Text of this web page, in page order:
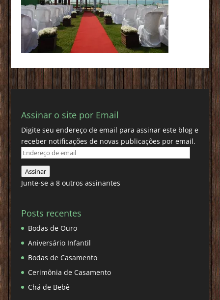
Assinar o site por Email
Digite seu endereço de email para assinar este blog e
receber notificações de novas publicações por email.
Endereço
email
Assinar
Junte-se a 8 outros assinantes
Posts recentes
Bodas de Ouro
Aniversário Infantil
Bodas de Casamento
Cerimônia de Casamento
Chá de Bebê